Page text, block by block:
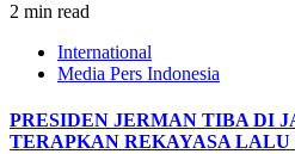
2 min read
International
Media Pers Indonesia
PRESIDEN JERMAN TIBA DI
TERAPKAN REKAYASA LALU